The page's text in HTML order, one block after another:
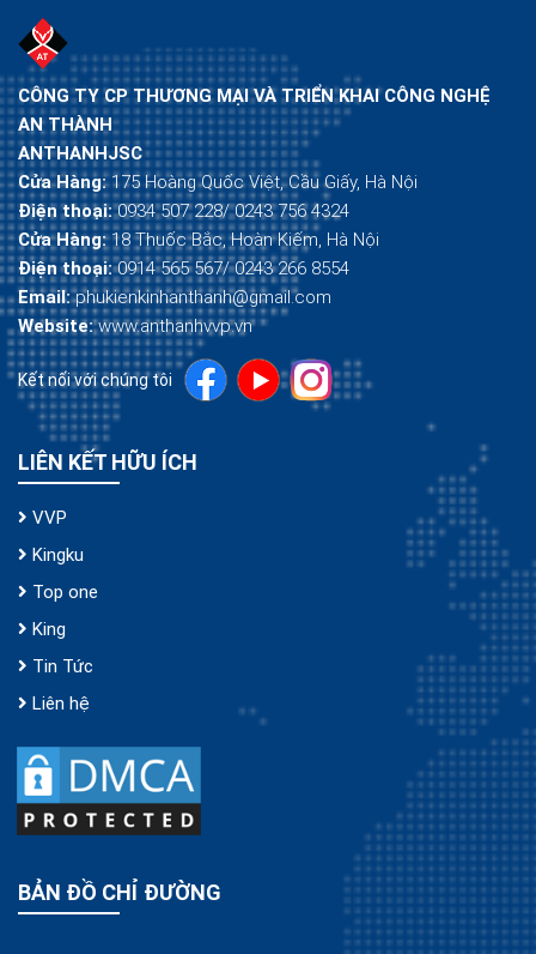
CÔNG TY CP THƯƠNG MẠI VÀ TRIỂN KHAI CÔNG NGHỆ
AN THÀNH
ANTHANHJSC
Cửa Hàng:175 Hoàng Quốc Việt, Cầu Giấy, Hà Nội
Điện thoại:0934 507 228/ 0243 756 4324
Cửa Hàng:18 Thuốc Bắc, Hoàn Kiếm, Hà Nội
Điện thoại:0914 565 567/ 0243 266 8554
Email:phukienkinhanthanh@gmail.com
Website:www.anthanhvvp.vn
Kết nối với chúng tôi
LIÊN KẾT HỮU ÍCH
VVP
Kingku
Top one
King
Tin Tức
Liên hệ
BẢN ĐỒ CHỈ ĐƯỜNG